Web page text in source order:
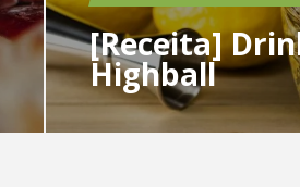
[Receita]
Highball